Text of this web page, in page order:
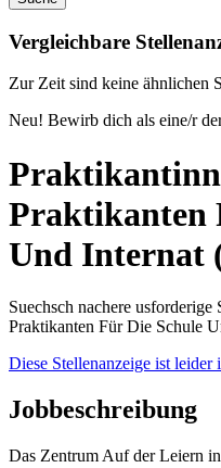
Vergleichbare
Zur Zeit sind keine ähnlichen
Neu! Bewirb dich als eine/r
Praktikanten
Und Internat
Suechsch nachere
Praktikanten Für Die Schule
Diese Stellenanzeige ist leider
Jobbeschreibung
Das Zentrum Auf der Leiern